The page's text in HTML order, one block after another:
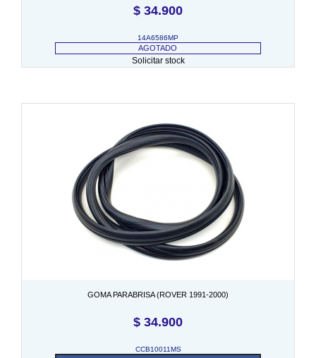
$ 34.900
14A6586MP
AGOTADO
Solicitar stock
GOMA PARABRISA (ROVER 1991-2000)
$ 34.900
CCB10011MS